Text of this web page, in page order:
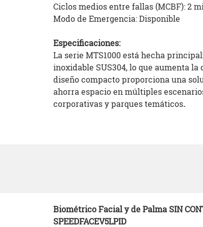
Ciclos medios entre fallas (MCBF): 2
Modo de Emergencia: Disponible
Especificaciones:
La serie MTS1000 está hecha
inoxidable SUS304, lo que aumenta la
diseño compacto proporciona una
ahorra espacio en múltiples
corporativas y parques temáticos.
Biométrico Facial y de Palma SIN
SPEEDFACEV5LPID